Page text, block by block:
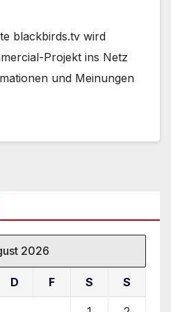
blackbirds.tv wird
Projekt ins Netz
und Meinungen
2026
D F S S